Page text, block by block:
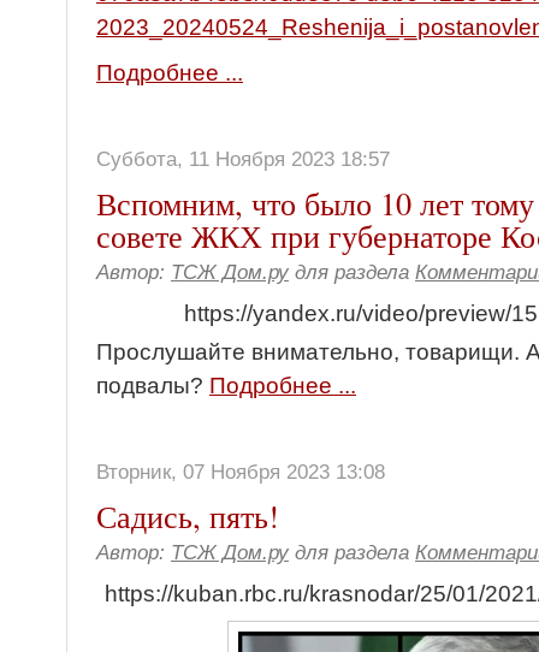
Подробнее ...
Суббота, 11 Ноября 2023 18:57
Вспомним, что было 10 лет
совете ЖКХ при губернаторе
Автор: ТСЖ Дом.ру для раздела
https://yandex.ru/video/preview/
Прослушайте внимательно, товарищи.
подвалы? Подробнее ...
Вторник, 07 Ноября 2023 13:08
Садись, пять!
Автор: ТСЖ Дом.ру для раздела
https://kuban.rbc.ru/krasnodar/25/01/